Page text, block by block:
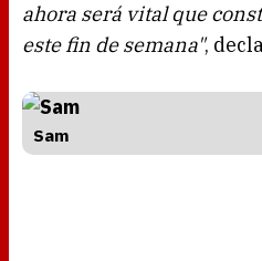
ahora será vital que
este fin de semana",
Sam